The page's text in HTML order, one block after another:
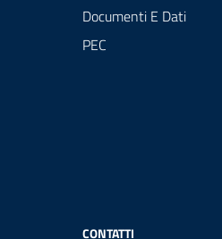
Documenti E Dati
PEC
CONTATTI